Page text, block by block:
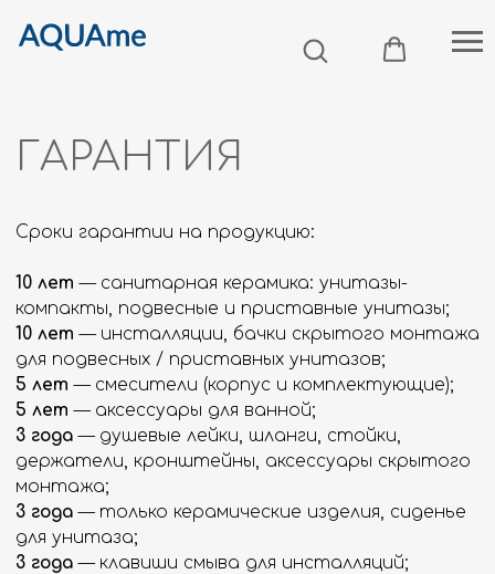
Сроки гарантии на продукцию:
компакты, подвесные и приставные унитазы;
10 лет— инсталляции, бачки скрытого монтажа
5 лет
5 лет — аксессуары для ванной;
3 года— душевые лейки, шланги, стойки,
держатели, кронштейны, аксессуары скрытого
3 года — только керамические изделия, сиденье
для унитаза;
3 года
3 года — сливная / наливная арматура;
3 года— душевые ограждения (душевое
ограждение, душевая дверь, боковая панель,
шторка на ванную).;
2 года— мебель для ванной.
приобретения товара в розничной торговой
сети, при условии соблюдения правил